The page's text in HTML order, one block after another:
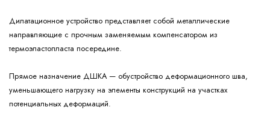
Дилатационное устройство представляет собой металлические
направляющие с прочным заменяемым компенсатором из
термоэластопласта посередине.
Прямое назначение ДШКА — обустройство деформационного шва,
уменьшающего нагрузку на элементы конструкций на участках
потенциальных деформаций.